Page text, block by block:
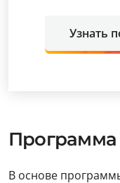
Узнать
Программа
В основе